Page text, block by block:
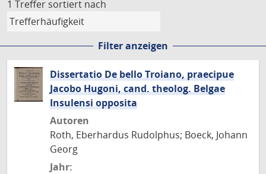
1 Treffer sortiert nach
Filter anzeigen
Dissertatio De bello Troiano, praecipue
Jacobo Hugoni, cand. theolog. Belgae
Insulensi opposita
Autoren
Roth, Eberhardus Rudolphus; Boeck, Johann
Georg
Jahr: